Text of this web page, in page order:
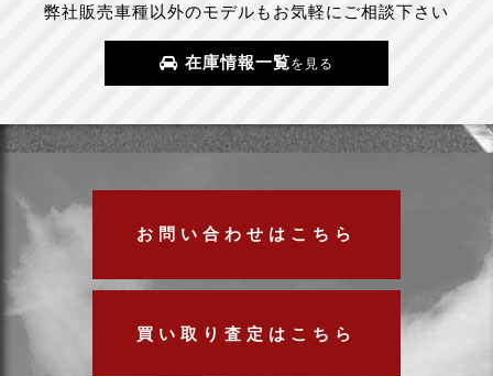
弊社販売車種以外のモデルもお気軽にご相談下さい
在庫情報一覧を見る
お問い合わせはこちら
買い取り査定はこちら